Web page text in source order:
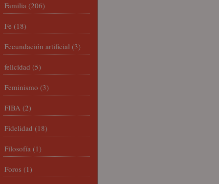
Familia (206)
Fe (18)
Fecundación artificial (3)
felicidad (5)
Feminismo (3)
FIBA (2)
Fidelidad (18)
Filosofía (1)
Foros (1)